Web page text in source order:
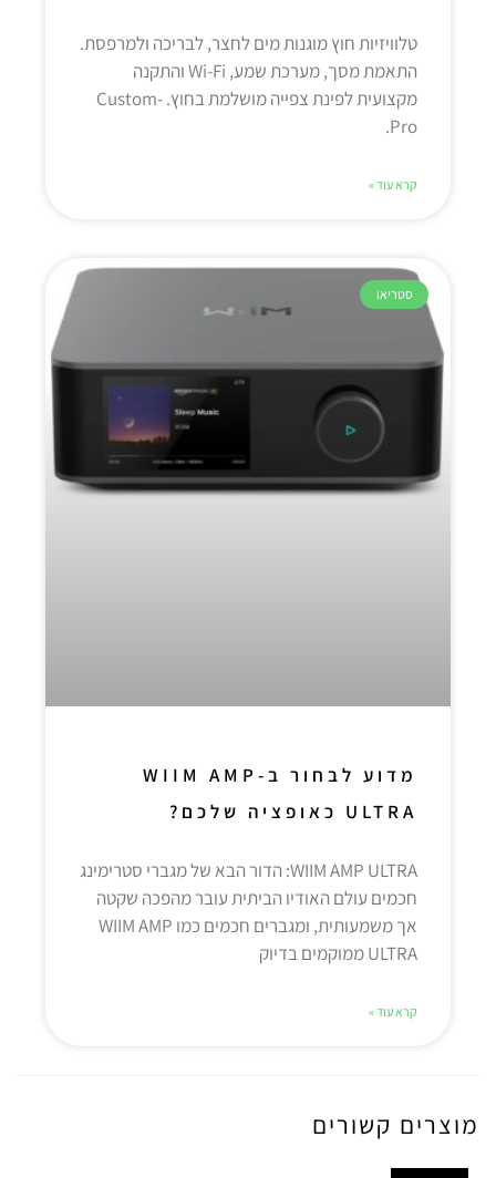
טלוויזיות חוץ מוגנות מים לחצר, לבריכה ולמרפסת.
התאמת מסך, מערכת שמע, Wi-Fi והתקנה
מקצועית לפינת צפייה מושלמת בחוץ. Custom-
Pro.
קרא עוד »
סטריאו
מדוע לבחור ב-WIIM AMP
ULTRA כאופציה שלכם?
WIIM AMP ULTRA: הדור הבא של מגברי סטרימינג
חכמים עולם האודיו הביתית עובר מהפכה שקטה
אך משמעותית, ומגברים חכמים כמו WIIM AMP
ULTRA ממוקמים בדיוק
קרא עוד »
מוצרים קשורים